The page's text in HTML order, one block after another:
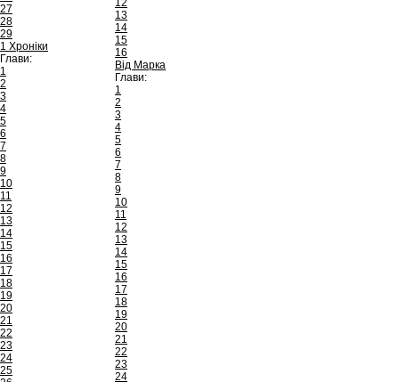
27
28
29
1 Хроніки
Глави:
1
2
3
4
5
6
7
8
9
10
11
12
13
14
15
16
17
18
19
20
21
22
23
24
25
12
13
14
15
16
Від Марка
Глави:
1
2
3
4
5
6
7
8
9
10
11
12
13
14
15
16
17
18
19
20
21
22
23
24